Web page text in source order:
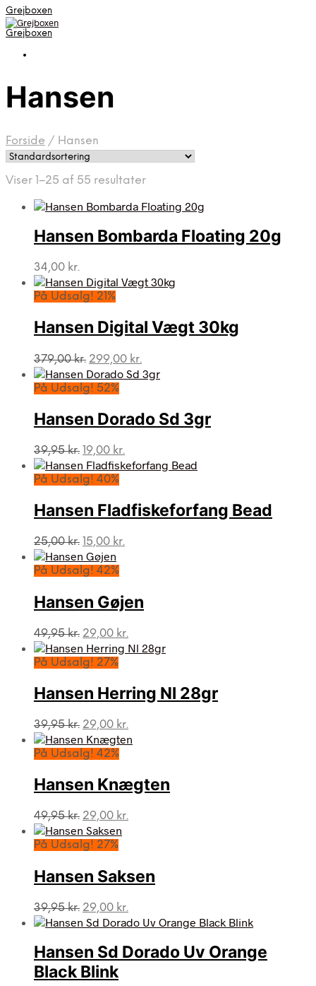
Grejboxen
Grejboxen
Hansen
Forside / Hansen
Viser 1–25 af 55 resultater
Hansen Bombarda Floating 20g
34,00 kr.
På Udsalg! 21%
Hansen Digital Vægt 30kg
379,00kr. Den
oprindelige
pris
379,00 kr..
299,00 kr.
aktuelle
299,00 kr..
På Udsalg! 52%
Hansen Dorado Sd 3gr
39,95kr. Den
oprindelige
pris
39,95 kr..
19,00 kr.
aktuelle
19,00 kr..
På Udsalg! 40%
Hansen Fladfiskeforfang Bead
25,00kr. Den
oprindelige
pris
25,00 kr..
15,00 kr.
15,00 kr..
På Udsalg! 42%
Hansen Gøjen
49,95kr. Den
oprindelige
pris
49,95 kr..
29,00 kr.
aktuelle
29,00 kr..
På Udsalg! 27%
Hansen Herring Nl 28gr
39,95kr. Den
oprindelige
pris
39,95 kr..
29,00 kr.
aktuelle
29,00 kr..
På Udsalg! 42%
Hansen Knægten
49,95kr. Den
oprindelige
pris
49,95 kr..
29,00 kr.
29,00 kr..
På Udsalg! 27%
Hansen Saksen
39,95kr. Den
oprindelige
var:
39,95 kr..
29,00 kr.
aktuelle
er:
29,00 kr..
Hansen Sd Dorado Uv Orange
Black Blink